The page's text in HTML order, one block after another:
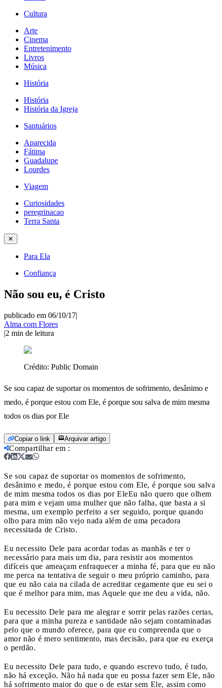
Cultura
Arte
Cinema
Entretenimento
Livros
Música
História
História
História da Igreja
Santuários
Aparecida
Fátima
Guadalupe
Lourdes
Viagem
Curiosidades
peregrinacao
Terra Santa
✕
Para Ela
Confiança
Não sou eu, é Cristo
publicado em 06/10/17|
Alma com Flores
|2 min de leitura
Crédito: Public Domain
Se sou capaz de suportar os momentos de sofrimento, desânimo e
medo, é porque estou com Ele, é porque sou salva de mim mesma
todos os dias por Ele
Copiar o link Arquivar artigo
Compartilhar em :
Se sou capaz de suportar os momentos de sofrimento,
desânimo e medo, é porque estou com Ele, é porque sou salva
de mim mesma todos os dias por EleEu não quero que olhem
para mim e vejam uma mulher que não falha, que basta a si
mesma, um exemplo perfeito a ser seguido, porque quando
olho para mim não vejo nada além de uma pecadora
necessitada de Cristo.
Eu necessito Dele para acordar todas as manhãs e ter o
necessário para mais um dia, para resistir aos momentos
difíceis que ameaçam enfraquecer a minha fé, para que eu não
me perca na tentativa de seguir o meu próprio caminho, para
que eu não caia na cilada de acreditar cegamente que eu sei o
que é melhor para mim, mas Aquele que me deu a vida, não.
Eu necessito Dele para me alegrar e sorrir pelas razões certas,
para que a minha pureza e santidade não sejam contaminadas
pelo que o mundo oferece, para que eu compreenda que o
amor não é mero sentimento, mas decisão, para que eu exerça
o perdão.
Eu necessito Dele para tudo, e quando escrevo tudo, é tudo,
não há exceção. Não há nada que eu possa fazer sem Ele, não
há sofrimento maior do que o de estar sem Ele, assim como